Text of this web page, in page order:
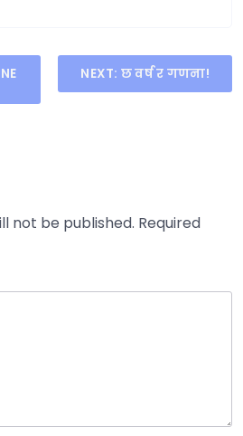
NEXT: छ वर्ष र गणना!
not be published. Required